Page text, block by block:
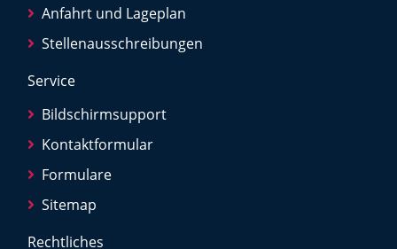
Anfahrt und Lageplan
Stellenausschreibungen
Service
Bildschirmsupport
Kontaktformular
Formulare
Sitemap
Rechtliches